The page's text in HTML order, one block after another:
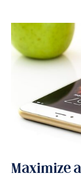
Maximize